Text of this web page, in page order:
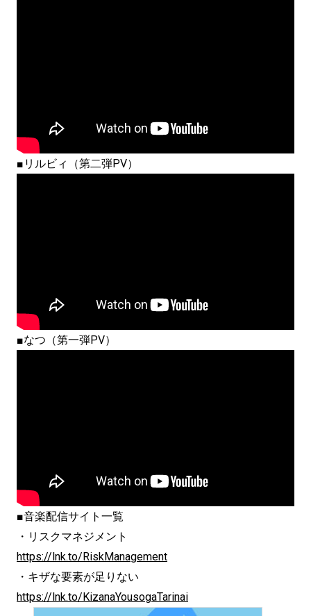
■リルビィ（第二弾PV）
■なつ（第一弾PV）
■音楽配信サイト一覧
・リスクマネジメント
https://lnk.to/RiskManagement
・キザな要素が足りない
https://lnk.to/KizanaYousogaTarinai